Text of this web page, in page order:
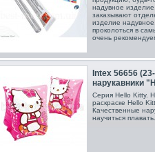
надувное
заказывают
изделие
проколоться в
очень
Intex 56656
нарукавники
Серия Hello Kitty.
раскраске Hello
Качественные
научиться